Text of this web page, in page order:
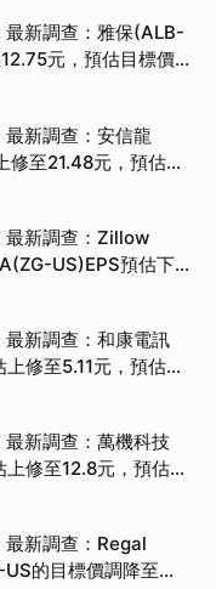
新調查：雅保(ALB-
元，預估目標價為
新調查：安信龍
至21.48元，預估目
新調查：Zillow
US)EPS預估下修
為50.00元
新調查：和康電訊
修至5.11元，預估目
新調查：萬機科技
修至12.8元，預估目
新調查：Regal
的目標價調降至